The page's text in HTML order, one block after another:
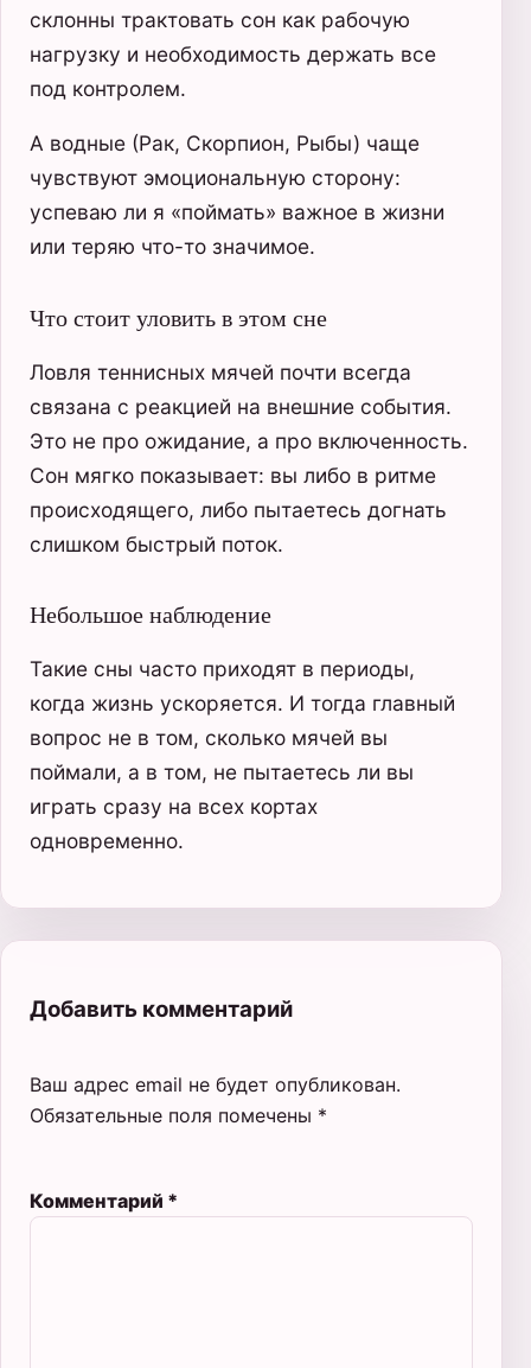
склонны трактовать сон как рабочую
нагрузку и необходимость держать все
под контролем.
А водные (Рак, Скорпион, Рыбы) чаще
чувствуют эмоциональную сторону:
успеваю ли я «поймать» важное в жизни
или теряю что-то значимое.
Что стоит уловить в этом сне
Ловля теннисных мячей почти всегда
связана с реакцией на внешние события.
Это не про ожидание, а про включенность.
Сон мягко показывает: вы либо в ритме
происходящего, либо пытаетесь догнать
слишком быстрый поток.
Небольшое наблюдение
Такие сны часто приходят в периоды,
когда жизнь ускоряется. И тогда главный
вопрос не в том, сколько мячей вы
поймали, а в том, не пытаетесь ли вы
играть сразу на всех кортах
одновременно.
Добавить комментарий
Ваш адрес email не будет опубликован.
Обязательные поля помечены *
Комментарий *